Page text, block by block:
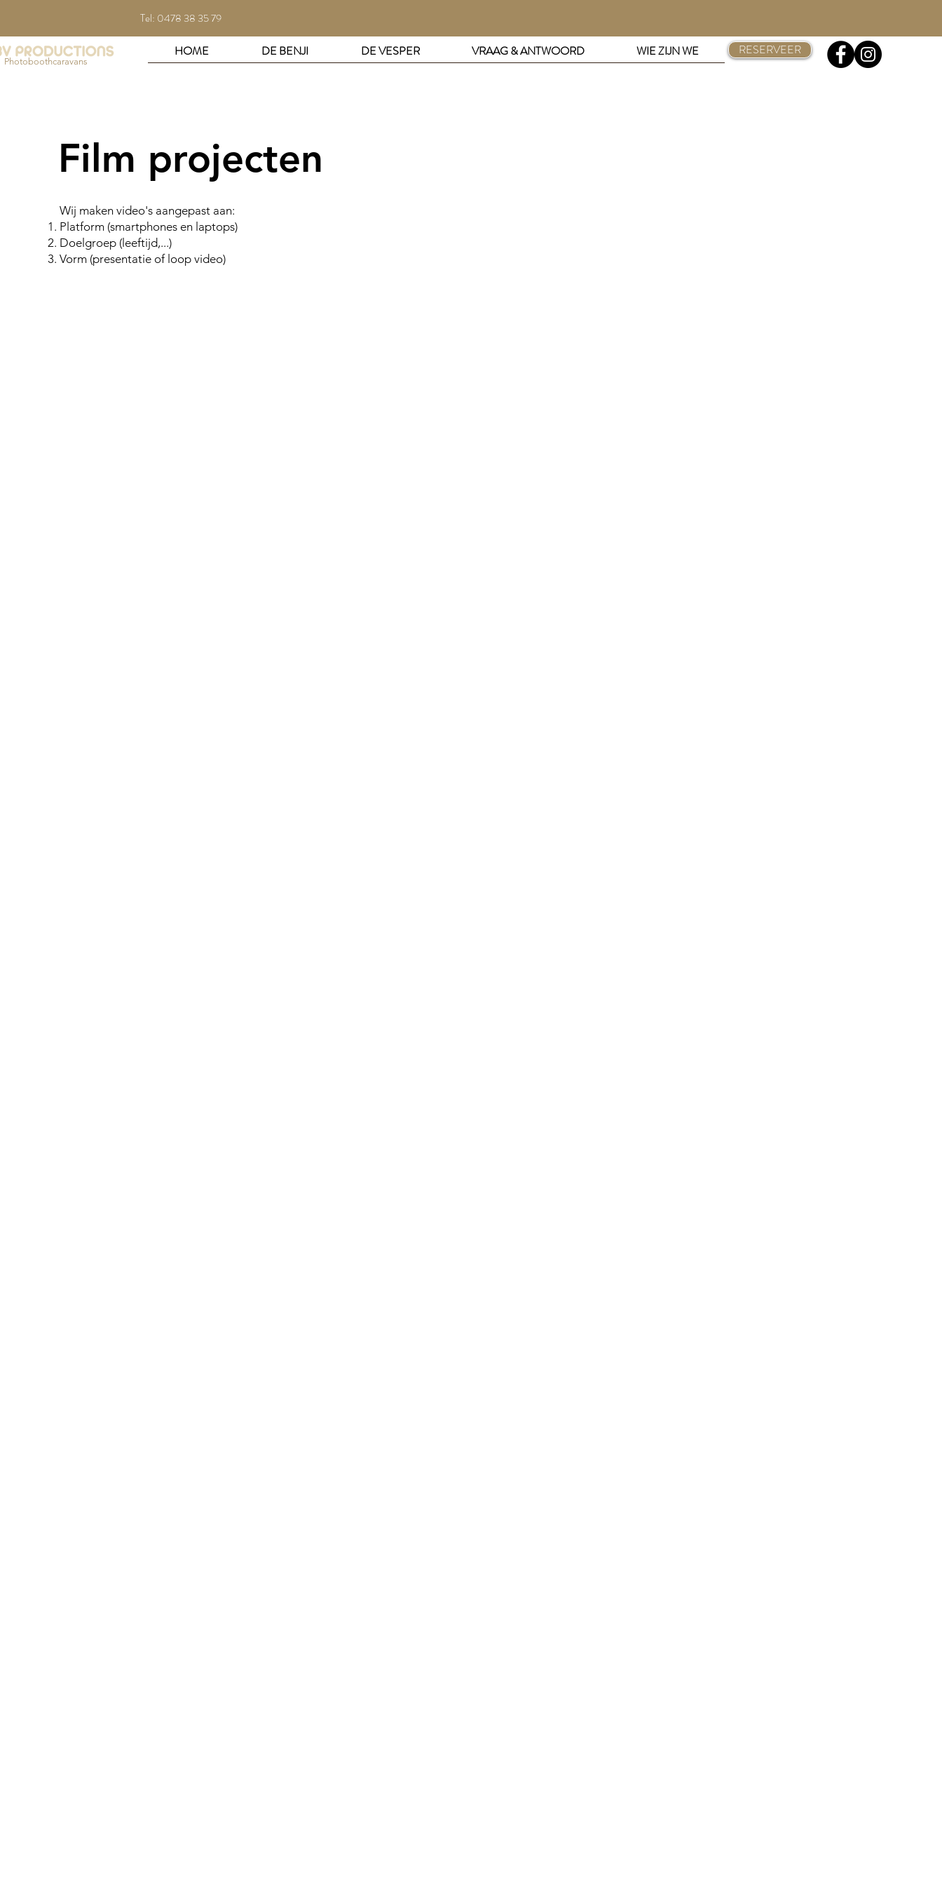
Tel: 0478 38 35 79
Photoboothcaravans
HOME DE BENJI DE VESPER VRAAG & ANTWOORD WIE ZIJN WE RESERVEER
Film projecten
Wij maken video's aangepast aan:
Platform (smartphones en laptops)
Doelgroep (leeftijd,...)
Vorm (presentatie of loop video)